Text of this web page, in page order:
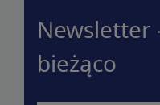
Newsletter
bieżąco